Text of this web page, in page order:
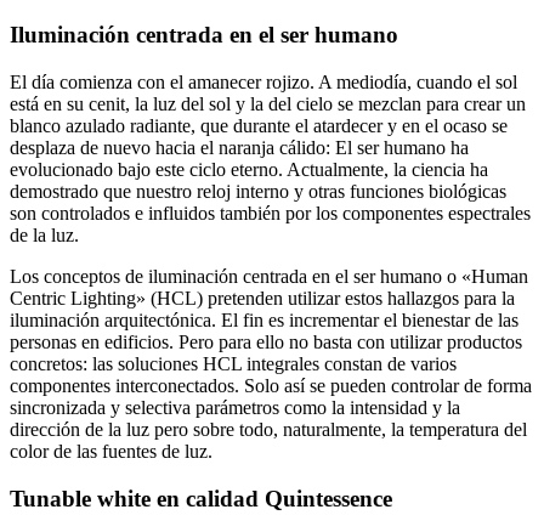
Iluminación centrada en el ser humano
El día comienza con el amanecer rojizo. A mediodía, cuando el sol
está en su cenit, la luz del sol y la del cielo se mezclan para crear un
blanco azulado radiante, que durante el atardecer y en el ocaso se
desplaza de nuevo hacia el naranja cálido: El ser humano ha
evolucionado bajo este ciclo eterno. Actualmente, la ciencia ha
demostrado que nuestro reloj interno y otras funciones biológicas
son controlados e influidos también por los componentes espectrales
de la luz.
Los conceptos de iluminación centrada en el ser humano o «Human
Centric Lighting» (HCL) pretenden utilizar estos hallazgos para la
iluminación arquitectónica. El fin es incrementar el bienestar de las
personas en edificios. Pero para ello no basta con utilizar productos
concretos: las soluciones HCL integrales constan de varios
componentes interconectados. Solo así se pueden controlar de forma
sincronizada y selectiva parámetros como la intensidad y la
dirección de la luz pero sobre todo, naturalmente, la temperatura del
color de las fuentes de luz.
Tunable white en calidad Quintessence